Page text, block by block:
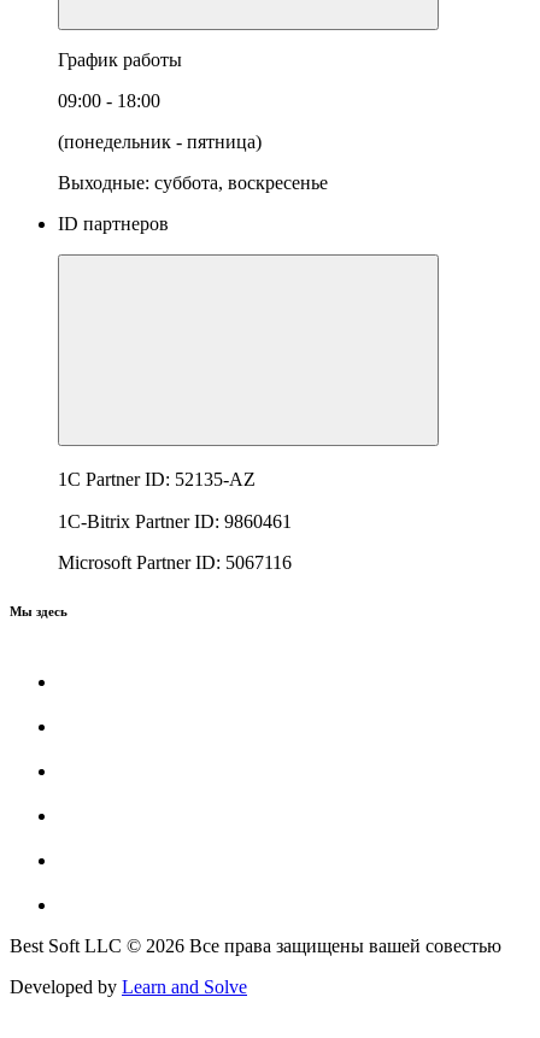
График работы
09:00 - 18:00
(понедельник - пятница)
Выходные: суббота, воскресенье
ID партнеров
1C Partner ID: 52135-AZ
1C-Bitrix Partner ID: 9860461
Microsoft Partner ID: 5067116
Мы здесь
Best Soft LLC © 2026 Все права защищены вашей совестью
Developed by Learn and Solve